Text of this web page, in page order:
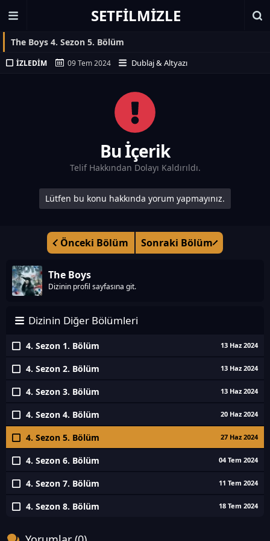
SETFILMIZLE
The Boys 4. Sezon 5. Bölüm
İZLEDIM 09 Tem 2024 Dublaj & Altyazı
Bu İçerik
Telif Hakkından Dolayı Kaldırıldı.
Lütfen bu konu hakkında yorum yapmayınız.
Önceki Bölüm Sonraki Bölüm
The Boys
Dizinin profil sayfasına git.
Dizinin Diğer Bölümleri
4. Sezon 1. Bölüm 13 Haz 2024
4. Sezon 2. Bölüm 13 Haz 2024
4. Sezon 3. Bölüm 13 Haz 2024
4. Sezon 4. Bölüm 20 Haz 2024
4. Sezon 5. Bölüm 27 Haz 2024
4. Sezon 6. Bölüm 04 Tem 2024
4. Sezon 7. Bölüm 11 Tem 2024
4. Sezon 8. Bölüm 18 Tem 2024